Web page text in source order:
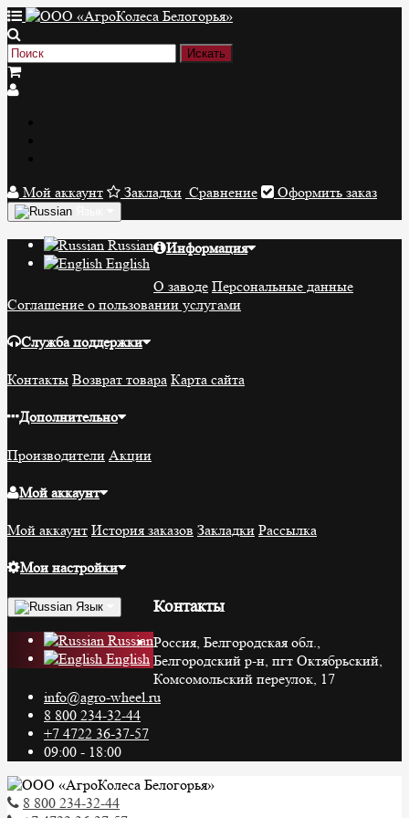
Мой аккаунт Закладки Сравнение Оформить заказ
Russian
English
Информация
О заводе Персональные данные
Соглашение о пользовании услугами
Служба поддержки
Контакты Возврат товара Карта сайта
Дополнительно
Производители Акции
Мой аккаунт
Мой аккаунт История заказов Закладки Рассылка
Мои настройки
Язык
Russian
English
Контакты
Россия, Белгородская обл.,
Белгородский р-н, пгт Октябрьский,
Комсомольский переулок, 17
info@agro-wheel.ru
8 800 234-32-44
+7 4722 36-37-57
09:00 - 18:00
8 800 234-32-44